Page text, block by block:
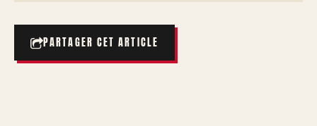
PARTAGER CET ARTICLE